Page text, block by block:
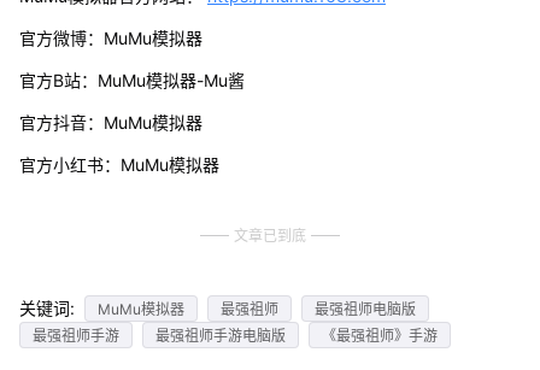
官方微博：MuMu模拟器
官方B站：MuMu模拟器-Mu酱
官方抖音：MuMu模拟器
官方小红书：MuMu模拟器
文章已到底
关键词: MuMu模拟器 最强祖师
最强祖师电脑版
最强祖师手游
最强祖师手游电脑版 《最强祖师》手游